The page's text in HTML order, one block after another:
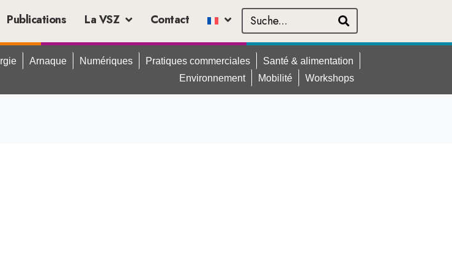
Publications La VSZ Contact
Arnaque Numériques Pratiques commerciales
Santé & alimentation
Environnement
Mobilité Workshops